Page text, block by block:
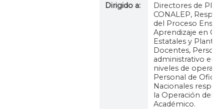
Dirigido a:
Directores de
CONALEP,
del Proceso
Aprendizaje en
Estatales y
Docentes,
administrativo en
niveles de
Personal de
Nacionales
la Operación del
Académico.